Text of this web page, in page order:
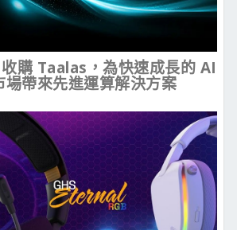
購 Taalas，為快速成長的 AI
場帶來先進運算解決方案